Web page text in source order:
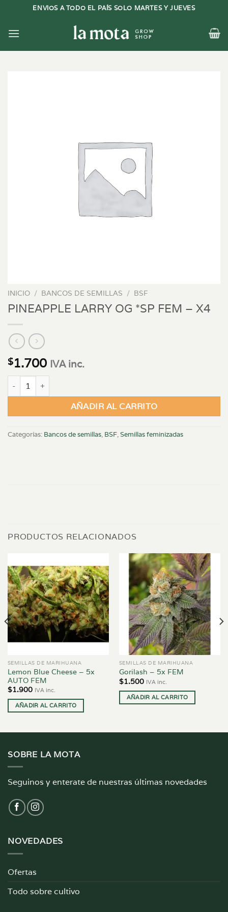
contenido
ENVIOS A TODO EL PAÍS SOLO MARTES Y JUEVES
INICIO / BANCOS DE SEMILLAS / BSF
PINEAPPLE LARRY OG *SP FEM – X4
$1.700 IVA inc.
PINEAPPLE LARRY OG *SP FEM - X4 cantidad
AÑADIR AL CARRITO
Categorías: Bancos de semillas, BSF,Semillas feminizadas
PRODUCTOS RELACIONADOS
SEMILLAS DE MARIHUANA
Lemon Blue Cheese – 5x
AUTO FEM
$1.900 IVA inc.
AÑADIR AL CARRITO
SEMILLAS DE MARIHUANA
Gorilash – 5x FEM
$1.500 IVA inc.
AÑADIR AL CARRITO
SOBRE LA MOTA
Seguinos y enterate de nuestras últimas novedades
NOVEDADES
Ofertas
Todo sobre cultivo